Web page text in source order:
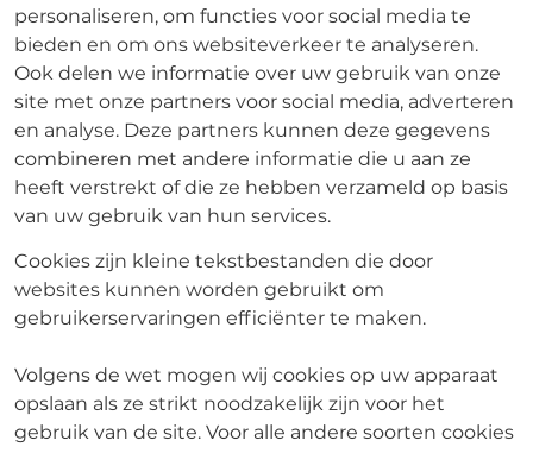
personaliseren, om functies voor social media te
bieden en om ons websiteverkeer te analyseren.
Ook delen we informatie over uw gebruik van onze
site met onze partners voor social media, adverteren
en analyse. Deze partners kunnen deze gegevens
combineren met andere informatie die u aan ze
heeft verstrekt of die ze hebben verzameld op basis
van uw gebruik van hun services.
Cookies zijn kleine tekstbestanden die door
websites kunnen worden gebruikt om
gebruikerservaringen efficiënter te maken.
Volgens de wet mogen wij cookies op uw apparaat
opslaan als ze strikt noodzakelijk zijn voor het
gebruik van de site. Voor alle andere soorten cookies